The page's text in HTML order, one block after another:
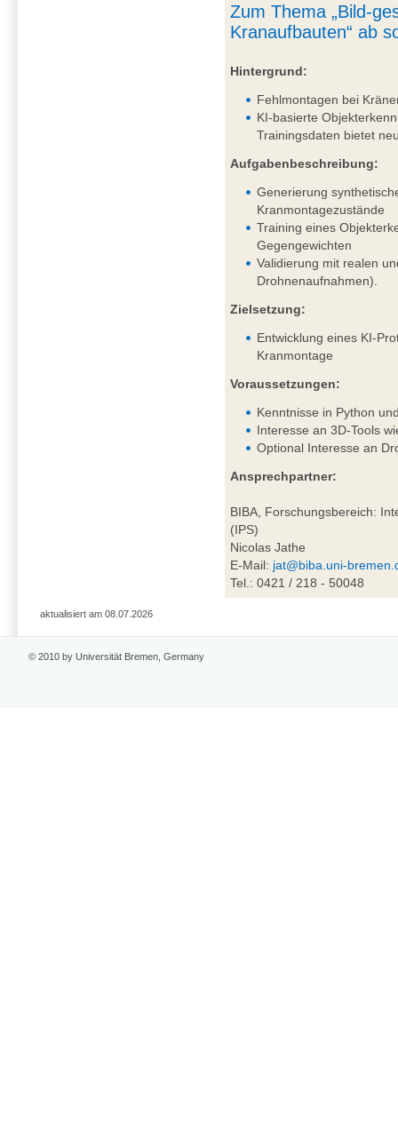
Zum Thema „Bild-
Kranaufbauten“ ab
Hintergrund:
Fehlmontagen bei
KI-basierte
Trainingsdaten bietet
Aufgabenbeschreibung:
Generierung
Kranmontagezustände
Training eines
Gegengewichten
Validierung mit realen
Drohnenaufnahmen).
Zielsetzung:
Entwicklung eines KI-
Kranmontage
Voraussetzungen:
Kenntnisse in Python
Interesse an 3D-Tools
Optional Interesse an
Ansprechpartner:
BIBA, Forschungsbereich:
(IPS)
Nicolas Jathe
E-Mail: jat@biba.uni-
Tel.: 0421 / 218 - 50048
aktualisiert am 08.07.2026
© 2010 by Universität Bremen, Germany